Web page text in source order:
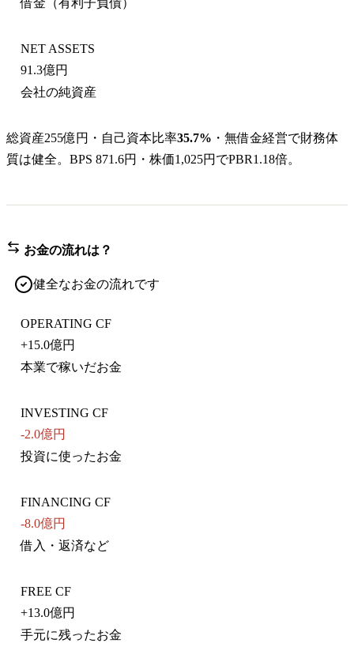
NET ASSETS
91.3億円
会社の純資産
総資産255億円・自己資本比率35.7% ・無借金経営で財務体
質は健全。BPS 871.6円・株価1,025円でPBR1.18倍。
お金の流れは？
健全なお金の流れです
OPERATING CF
+15.0億円
本業で稼いだお金
INVESTING CF
-2.0億円
投資に使ったお金
FINANCING CF
-8.0億円
借入・返済など
FREE CF
+13.0億円
手元に残ったお金